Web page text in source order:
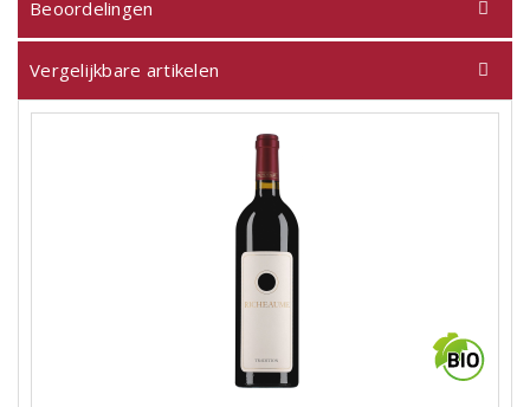
Beoordelingen
Vergelijkbare artikelen